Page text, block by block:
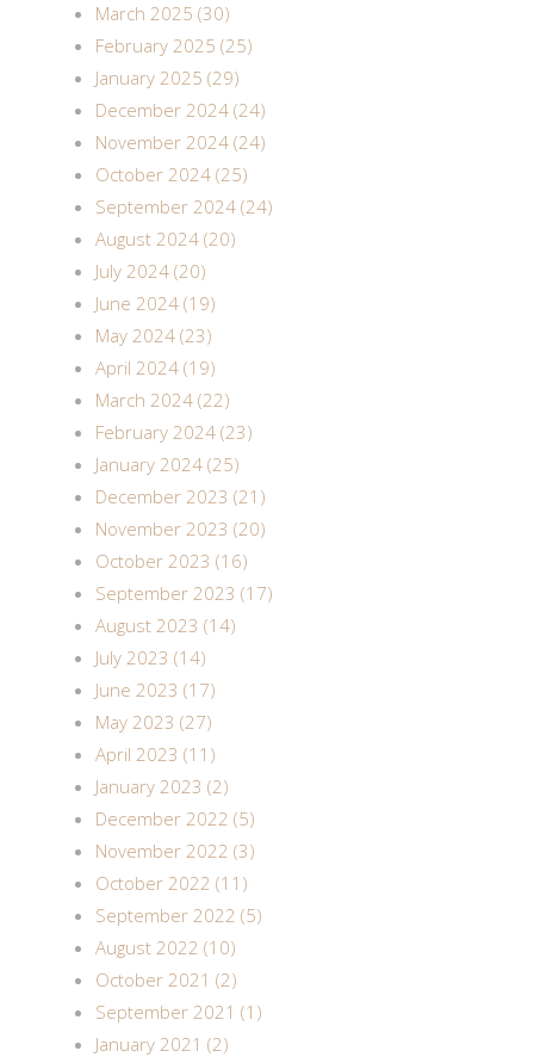
March 2025 (30)
February 2025 (25)
January 2025 (29)
December 2024 (24)
November 2024 (24)
October 2024 (25)
September 2024 (24)
August 2024 (20)
July 2024 (20)
June 2024 (19)
May 2024 (23)
April 2024 (19)
March 2024 (22)
February 2024 (23)
January 2024 (25)
December 2023 (21)
November 2023 (20)
October 2023 (16)
September 2023 (17)
August 2023 (14)
July 2023 (14)
June 2023 (17)
May 2023 (27)
April 2023 (11)
January 2023 (2)
December 2022 (5)
November 2022 (3)
October 2022 (11)
September 2022 (5)
August 2022 (10)
October 2021 (2)
September 2021 (1)
January 2021 (2)